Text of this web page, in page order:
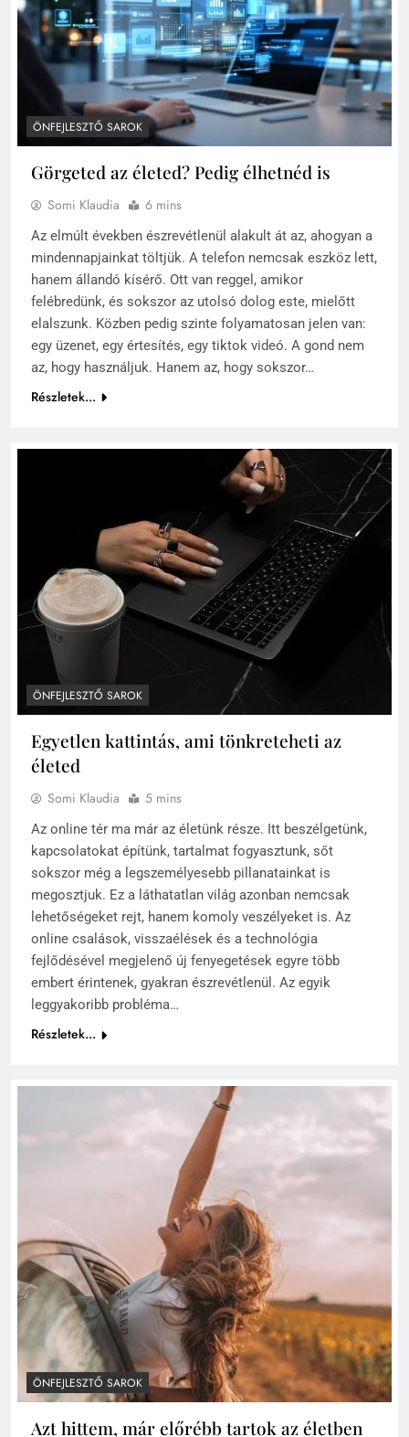
ÖNFEJLESZTŐ SAROK
Görgeted az életed? Pedig élhetnéd is
Somi Klaudia 6 mins
Az elmúlt években észrevétlenül alakult át az, ahogyan a
mindennapjainkat töltjük. A telefon nemcsak eszköz lett,
hanem állandó kísérő. Ott van reggel, amikor
felébredünk, és sokszor az utolsó dolog este, mielőtt
elalszunk. Közben pedig szinte folyamatosan jelen van:
egy üzenet, egy értesítés, egy tiktok videó. A gond nem
az, hogy használjuk. Hanem az, hogy sokszor…
Részletek...
ÖNFEJLESZTŐ SAROK
Egyetlen kattintás, ami tönkreteheti az
életed
Somi Klaudia 5 mins
Az online tér ma már az életünk része. Itt beszélgetünk,
kapcsolatokat építünk, tartalmat fogyasztunk, sőt
sokszor még a legszemélyesebb pillanatainkat is
megosztjuk. Ez a láthatatlan világ azonban nemcsak
lehetőségeket rejt, hanem komoly veszélyeket is. Az
online csalások, visszaélések és a technológia
fejlődésével megjelenő új fenyegetések egyre több
embert érintenek, gyakran észrevétlenül. Az egyik
leggyakoribb probléma…
Részletek...
ÖNFEJLESZTŐ SAROK
Azt hittem, már előrébb tartok az életben